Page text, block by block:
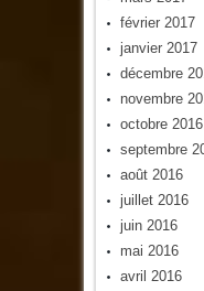
février 2017
janvier 2017
décembre
novembre
octobre 2016
septembre
août 2016
juillet 2016
juin 2016
mai 2016
avril 2016